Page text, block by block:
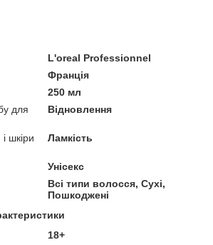
L'oreal Professionnel
Франція
250 мл
для
Відновлення
шкіри
Ламкість
Унісекс
Всі типи волосся, Сухі,
Пошкоджені
18+